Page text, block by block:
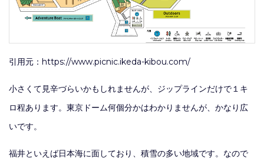
引用元：https://www.picnic.ikeda-kibou.com/
小さくて見辛づらいかもしれませんが、ジップラインだけで１キ
ロ程あります。東京ドーム何個分かはわかりませんが、かなり広
いです。
福井といえば日本海に面しており、積雪の多い地域です。なので